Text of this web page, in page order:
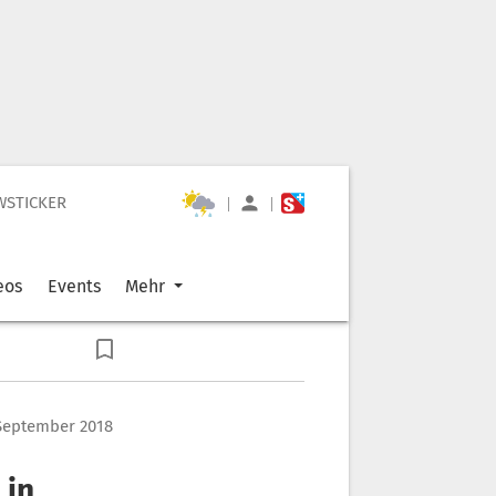
| |
Events Mehr
2018